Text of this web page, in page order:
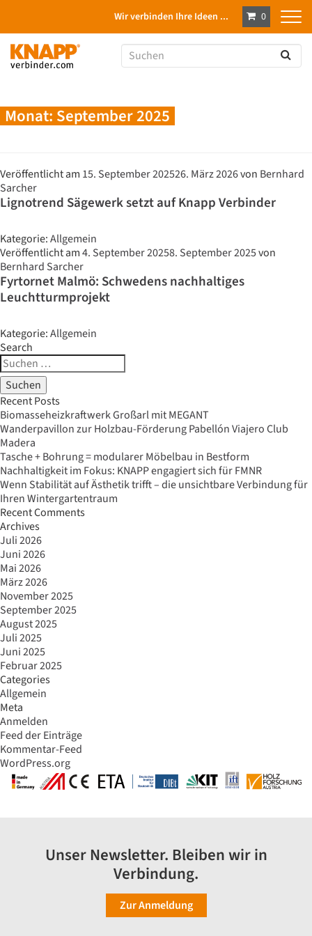
Wir verbinden Ihre Ideen ... 0
Monat: September 2025
Veröffentlicht am 15. September 202526. März 2026von Bernhard
Sarcher
Lignotrend Sägewerk setzt auf Knapp Verbinder
Kategorie:Allgemein
Veröffentlicht am4. September 20258. September 2025von
Bernhard Sarcher
Fyrtornet Malmö: Schwedens nachhaltiges
Leuchtturmprojekt
Kategorie:Allgemein
Search
Suche
nach:
Recent Posts
Biomasseheizkraftwerk Großarl mit MEGANT
Wanderpavillon zur Holzbau-Förderung Pabellón Viajero Club
Madera
Tasche + Bohrung = modularer Möbelbau in Bestform
Nachhaltigkeit im Fokus: KNAPP engagiert sich für FMNR
Wenn Stabilität auf Ästhetik trifft – die unsichtbare Verbindung für
Ihren Wintergartentraum
Recent Comments
Archives
Juli 2026
Juni 2026
Mai 2026
März 2026
November 2025
September 2025
August 2025
Juli 2025
Juni 2025
Februar 2025
Categories
Allgemein
Meta
Anmelden
Feed der Einträge
Kommentar-Feed
WordPress.org
Unser Newsletter. Bleiben wir in
Verbindung.
Zur Anmeldung